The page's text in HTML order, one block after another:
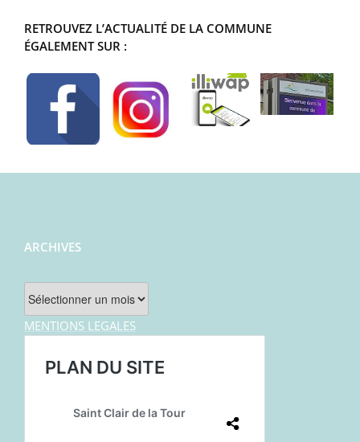
RETROUVEZ L’ACTUALITÉ DE LA COMMUNE
ÉGALEMENT SUR :
ARCHIVES
Archives
MENTIONS LEGALES